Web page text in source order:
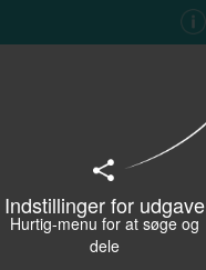
Indstillinger for udgave
Hurtig-menu for at søge og
dele